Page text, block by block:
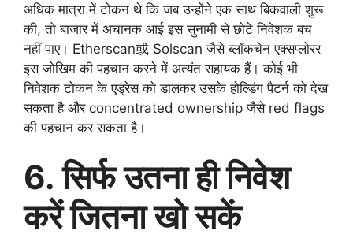
अधिक मात्रा में टोकन थे कि जब उन्होंने एक साथ बिकवाली शुरू
की, तो बाजार में अचानक आई इस सुनामी से छोटे निवेशक बच
नहीं पाए। Etherscan或 Solscan जैसे ब्लॉकचेन एक्सप्लोरर
इस जोखिम की पहचान करने में अत्यंत सहायक हैं। कोई भी
निवेशक टोकन के एड्रेस को डालकर उसके होल्डिंग पैटर्न को देख
सकता है और concentrated ownership जैसे red flags
की पहचान कर सकता है।
6. सिर्फ उतना ही निवेश
करें जितना खो सकें